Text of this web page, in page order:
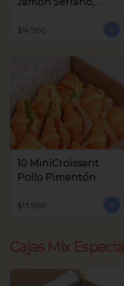
Aceitunas V.
$14.900
10 MiniCroissant
Pollo Pimentón
$13.900
Cajas Mix Especial